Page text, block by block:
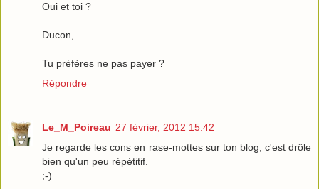
Oui et toi ?
Ducon,
Tu préfères ne pas payer ?
Répondre
Le_M_Poireau 27 février, 2012 15:42
Je regarde les cons en rase-mottes sur ton blog, c'est drôle
bien qu'un peu répétitif.
;-)